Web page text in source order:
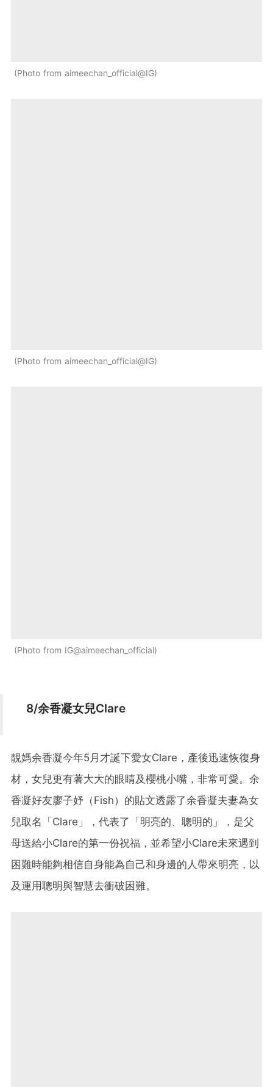
Photo from aimeechan_official@IG
Photo from aimeechan_official@IG
Photo from IG@aimeechan_official
8/余香凝女兒Clare
靚媽余香凝今年5月才誕下愛女Clare，產後迅速恢復身
材，女兒更有著大大的眼睛及櫻桃小嘴，非常可愛。余
香凝好友廖子妤（Fish）的貼文透露了余香凝夫妻為女
兒取名「Clare」，代表了「明亮的、聰明的」，是父
母送給小Clare的第一份祝福，並希望小Clare未來遇到
困難時能夠相信自身能為自己和身邊的人帶來明亮，以
及運用聰明與智慧去衝破困難。